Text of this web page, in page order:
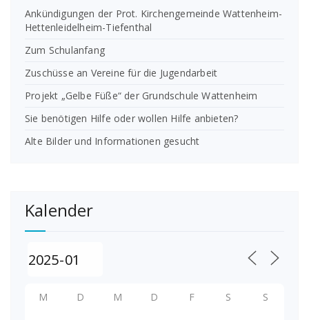
Ankündigungen der Prot. Kirchengemeinde Wattenheim-
Hettenleidelheim-Tiefenthal
Zum Schulanfang
Zuschüsse an Vereine für die Jugendarbeit
Projekt „Gelbe Füße“ der Grundschule Wattenheim
Sie benötigen Hilfe oder wollen Hilfe anbieten?
Alte Bilder und Informationen gesucht
Kalender
M D M D F S S